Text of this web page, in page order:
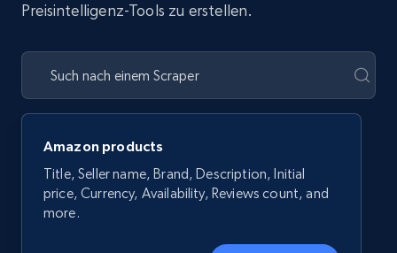
Preisintelligenz-Tools zu erstellen.
Amazon products
Title, Seller name, Brand, Description, Initial
price, Currency, Availability, Reviews count, and
more.